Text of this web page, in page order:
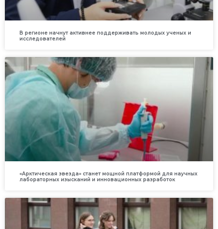
В регионе начнут активнее поддерживать молодых ученых и
исследователей
«Арктическая звезда» станет мощной платформой для научных
лабораторных изысканий и инновационных разработок